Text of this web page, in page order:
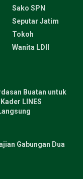
Sako SPN
Seputar Jatim
Tokoh
Wanita LDII
Buatan untuk
LINES
Gabungan Dua